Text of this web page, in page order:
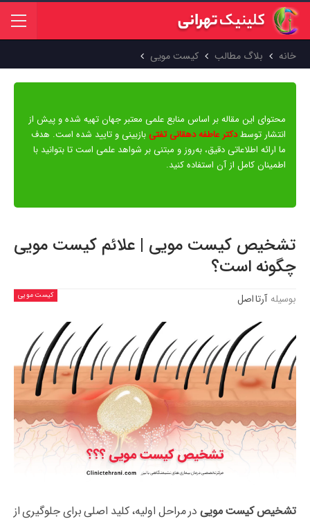
خانه بلاگ مطالب کیست مویی
محتوای این مقاله بر اساس منابع علمی معتبر جهان تهیه شده و پیش از
انتشار توسطدکتر عاطفه دهقانی تفتی بازبینی و تایید شده است. هدف
ما ارائه اطلاعاتی دقیق، به‌روز و مبتنی بر شواهد علمی است تا بتوانید با
اطمینان کامل از آن استفاده کنید.
تشخیص کیست مویی | علائم کیست مویی
چگونه است؟
کیست مویی بوسیله آرتا اصل
تشخیص کیست مویی در مراحل اولیه، کلید اصلی برای جلوگیری از